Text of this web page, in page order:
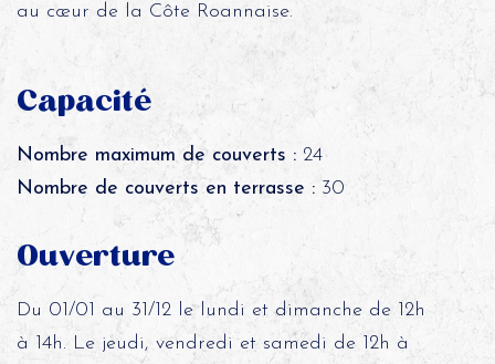
au cœur de la Côte Roannaise.
Capacité
Nombre maximum de couverts :24
Nombre de couverts en terrasse :30
Ouverture
Du 01/01 au 31/12 le lundi et dimanche de 12h
à 14h. Le jeudi, vendredi et samedi de 12h à